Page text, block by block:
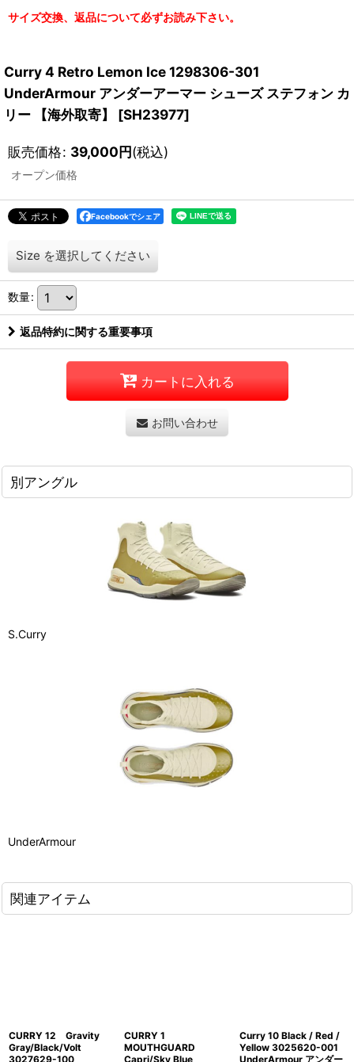
サイズ交換、返品について必ずお読み下さい。
Curry 4 Retro Lemon Ice 1298306-301
UnderArmour アンダーアーマー シューズ ステフォン カ
リー 【海外取寄】
[SH23977]
販売価格: 39,000円(税込)
オープン価格
Facebookでシェア
Size を選択してください
数量:
返品特約に関する重要事項
カートに入れる
お問い合わせ
別アングル
S.Curry
UnderArmour
関連アイテム
CURRY 12 Gravity
Gray/Black/Volt
3027629-100
CURRY 1
MOUTHGUARD
Capri/Sky Blue
Curry 10 Black / Red /
Yellow 3025620-001
UnderArmour アンダー